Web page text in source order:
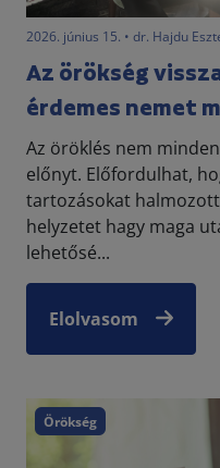
2026. június 15. • dr. Hajdu
Az örökség
érdemes nemet
Az öröklés nem
előnyt. Előfordulhat,
tartozásokat
helyzetet hagy maga
lehetősé...
Elolvasom
Örökség